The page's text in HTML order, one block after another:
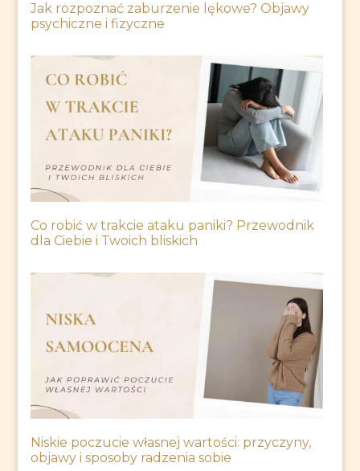
Jak rozpoznać zaburzenie lękowe? Objawy
psychiczne i fizyczne
Co robić w trakcie ataku paniki? Przewodnik
dla Ciebie i Twoich bliskich
Niskie poczucie własnej wartości: przyczyny,
objawy i sposoby radzenia sobie